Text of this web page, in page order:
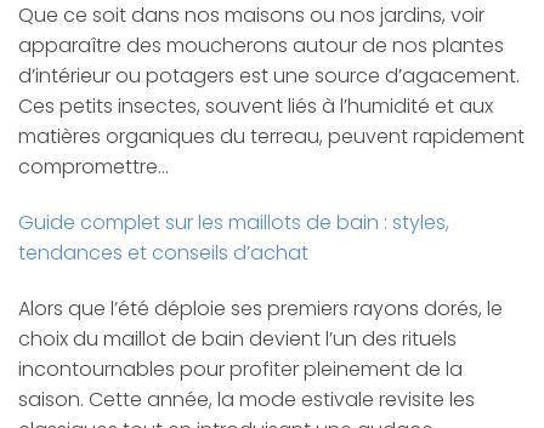
Que ce soit dans nos maisons ou nos jardins, voir
apparaître des moucherons autour de nos plantes
d’intérieur ou potagers est une source d’agacement.
Ces petits insectes, souvent liés à l’humidité et aux
matières organiques du terreau, peuvent rapidement
compromettre…
Guide complet sur les maillots de bain : styles,
tendances et conseils d’achat
Alors que l’été déploie ses premiers rayons dorés, le
choix du maillot de bain devient l’un des rituels
incontournables pour profiter pleinement de la
saison. Cette année, la mode estivale revisite les